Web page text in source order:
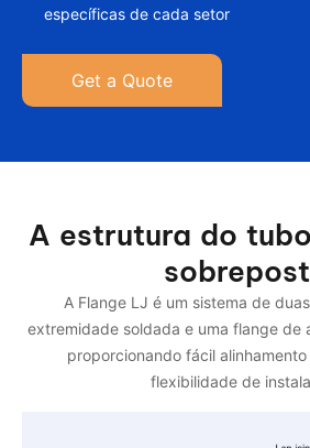
específicas de cada setor
Get a Quote
A estrutura do
A Flange LJ é um sistema de
extremidade soldada e uma flange de
proporcionando fácil
flexibilidade de